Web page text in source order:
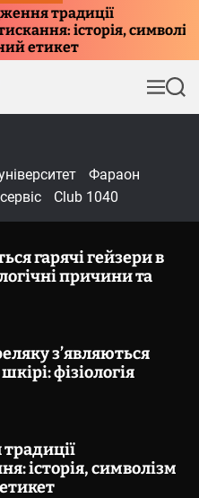
та
М
е
П
о
Фараон
Club 1040
гарячі гейзери в
причини та
з’являються
фізіологія
історія, символізм